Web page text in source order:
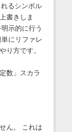
るシンボル
書きしま
示的に行う
にリファレ
り方です。
数」スカラ
ん。 これは